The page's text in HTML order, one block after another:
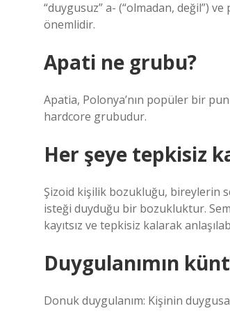
“duygusuz” a- (“olmadan, değil”)
önemlidir.
Apati ne grubu?
Apatia, Polonya’nın popüler bir
hardcore grubudur.
Her şeye tepkisiz
Şizoid kişilik bozukluğu, bireylerin
isteği duyduğu bir bozukluktur.
kayıtsız ve tepkisiz kalarak
Duygulanımın
Donuk duygulanım: Kişinin